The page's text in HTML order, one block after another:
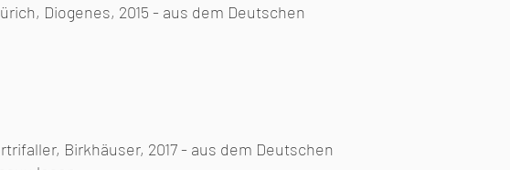
Diogenes, 2015 - aus dem Deutschen
Birkhäuser, 2017 - aus dem Deutschen